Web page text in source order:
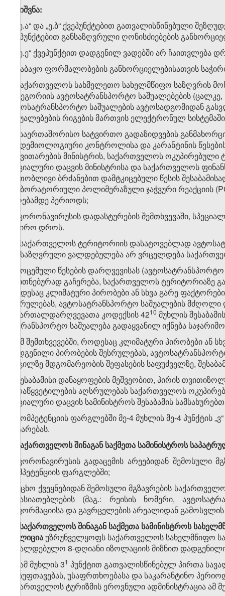
შენიშვნა:
1. „ე.ა“ და „ე.ბ“ ქვეპუნქტებით გათვალისწინებული
ქვეპუნქტებით განსაზღვრული ღონისძიებების
2. „ე.ე“ ქვეპუნქტით დადგენილ ვადებში არ ჩაითვლება
ა) საბაჟო ფორმალობების განხორციელებისათვის
ბ) საქართველოს სახმელეთო სახელმწიფო საზღვრის
კატეგორიის ავტოსატრანსპორტო საშუალებების
ავტოსატრანსპორტო საშუალების ავტოსადგომიდან
საშუალებების რიგების მართვის ელექტრონულ
გ) „საერთაშორისო სატვირთო გადაზიდვების
ეპიდემიოლოგიური კონტროლისა და კარანტინის
განვითარების მინისტრის, საქართველოს
სოციალური დაცვის მინისტრისა და საქართველოს
ერთობლივი ბრძანებით დამტკიცებული წესის
ლაბორატორიული პოლიმერაზული ჯაჭვური რეაქციის
მიღებამდე პერიოდს;
დ) კორონავირუსის დადასტურების შემთხვევაში,
საჭირო დროს.
. საქართველოს ტერიტორიის დასატოვებლად
განსაზღვრული ვალდებულება არ ვრცელდება
3. მოცემული წესების დარღვევისას
თვითნებურად გაჩერება, საქართველოს ტერიტორიაზე
როდესაც კლიმატური პირობები ან სხვა გარე
შესრულებას, ავტოსატრანსპორტო საშუალების
სამართალდარღვევათა კოდექსის 42​10 მუხლის
სატრანსპორტო საშუალება გადაყვანილ იქნება
4. იმ შემთხვევებში, როდესაც კლიმატური პირობები
დადგენილი პირობების შესრულებას,
ადგილზე მდგომარეობის შეფასების საფუძველზე,
ვ) შესაბამისი დანაყოფების მეშვეობით, პირის
გადაწყვეტილების აღსრულებას საქართველოს
სოციალური დაცვის სამინისტროს შესაბამის
ზ) კომპეტენციის ფარგლებში მე-4 მუხლის მე-4 პუნქტის
გატარებას.
3. საქართველოს შინაგან საქმეთა სამინისტროს
ა) კორონავირუსის გადაცემის არეებიდან შემოსული
კომპეტენციის ფარგლებში;
ბ) უცხო ქვეყნებიდან შემოსული მგზავრების
მახასიათებლების (მაგ.: რეისის ნომერი,
ინფორმაციისა და გავრცელების არეალიდან
საქართველოსშინაგან საქმეთა სამინისტროს
პოლიციაუზრუნველყოფს საქართველოს სახელმწიფო
სავალდებულო 8-დღიანი იზოლაციის მიზნით დადგენილი
ამ მუხლის 3​1 პუნქტით გათვალისწინებულ პირთა
დასუფთავებას, უსაფრთხოებასა და საკარანტინო
საქართველოს ტურიზმის ეროვნული ადმინისტრაცია ამ